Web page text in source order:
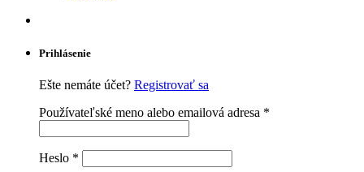
Prihlásenie
Ešte nemáte účet? Registrovať sa
Používateľské meno alebo emailová adresa *
Heslo *